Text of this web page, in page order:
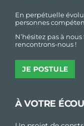
En perpétuelle
personnes
N’hésitez pas à
rencontrons-nous !
JE POSTULE
À VOTRE